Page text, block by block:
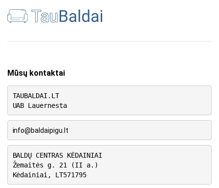
Mūsų kontaktai
TAUBALDAI.LT
UAB Lauernesta
info@baldaipigu.lt
BALDŲ CENTRAS KĖDAINIAI
Žemaitės g. 21 (II a.)
Kėdainiai, LT571795